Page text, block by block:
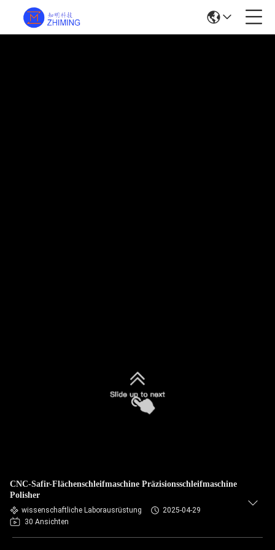
CNC-Safir-Flächenschleifmaschine Präzisionsschleifmaschine
Polisher
wissenschaftliche Laborausrüstung
2025-04-29
30 Ansichten